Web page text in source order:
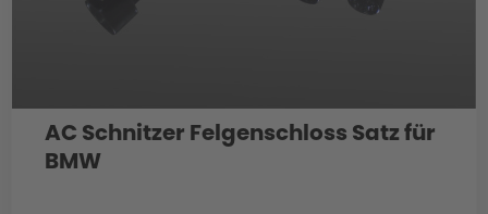
AC Schnitzer Felgenschloss Satz für
BMW